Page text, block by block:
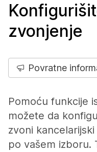
zvonjenje
Povratne
Pomoću funkcije
možete da
zvoni
po vašem izboru.